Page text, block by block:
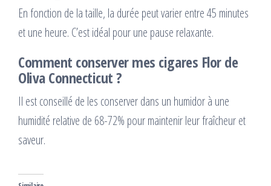
En fonction de la taille, la durée peut varier entre 45 minutes
et une heure. C’est idéal pour une pause relaxante.
Comment conserver mes cigares Flor de
Oliva Connecticut ?
Il est conseillé de les conserver dans un humidor à une
humidité relative de 68-72% pour maintenir leur fraîcheur et
saveur.